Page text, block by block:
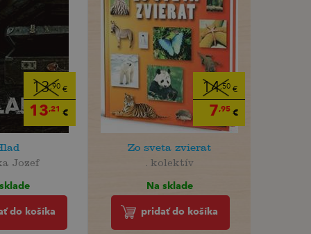
13,90 €
13,21 €
Jozef
do košíka
14,50€
7,95€
Zo sveta zvierat
. kolektív
Na sklade
pridať do košíka